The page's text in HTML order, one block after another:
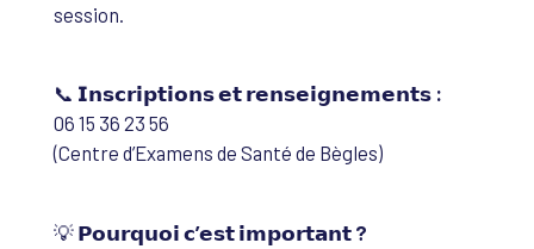
session.
📞 𝗜𝗻𝘀𝗰𝗿𝗶𝗽𝘁𝗶𝗼𝗻𝘀 𝗲𝘁 𝗿𝗲𝗻𝘀𝗲𝗶𝗴𝗻𝗲𝗺𝗲𝗻𝘁𝘀 :
06 15 36 23 56
(Centre d’Examens de Santé de Bègles)
💡 𝗣𝗼𝘂𝗿𝗾𝘂𝗼𝗶 𝗰’𝗲𝘀𝘁 𝗶𝗺𝗽𝗼𝗿𝘁𝗮𝗻𝘁 ?